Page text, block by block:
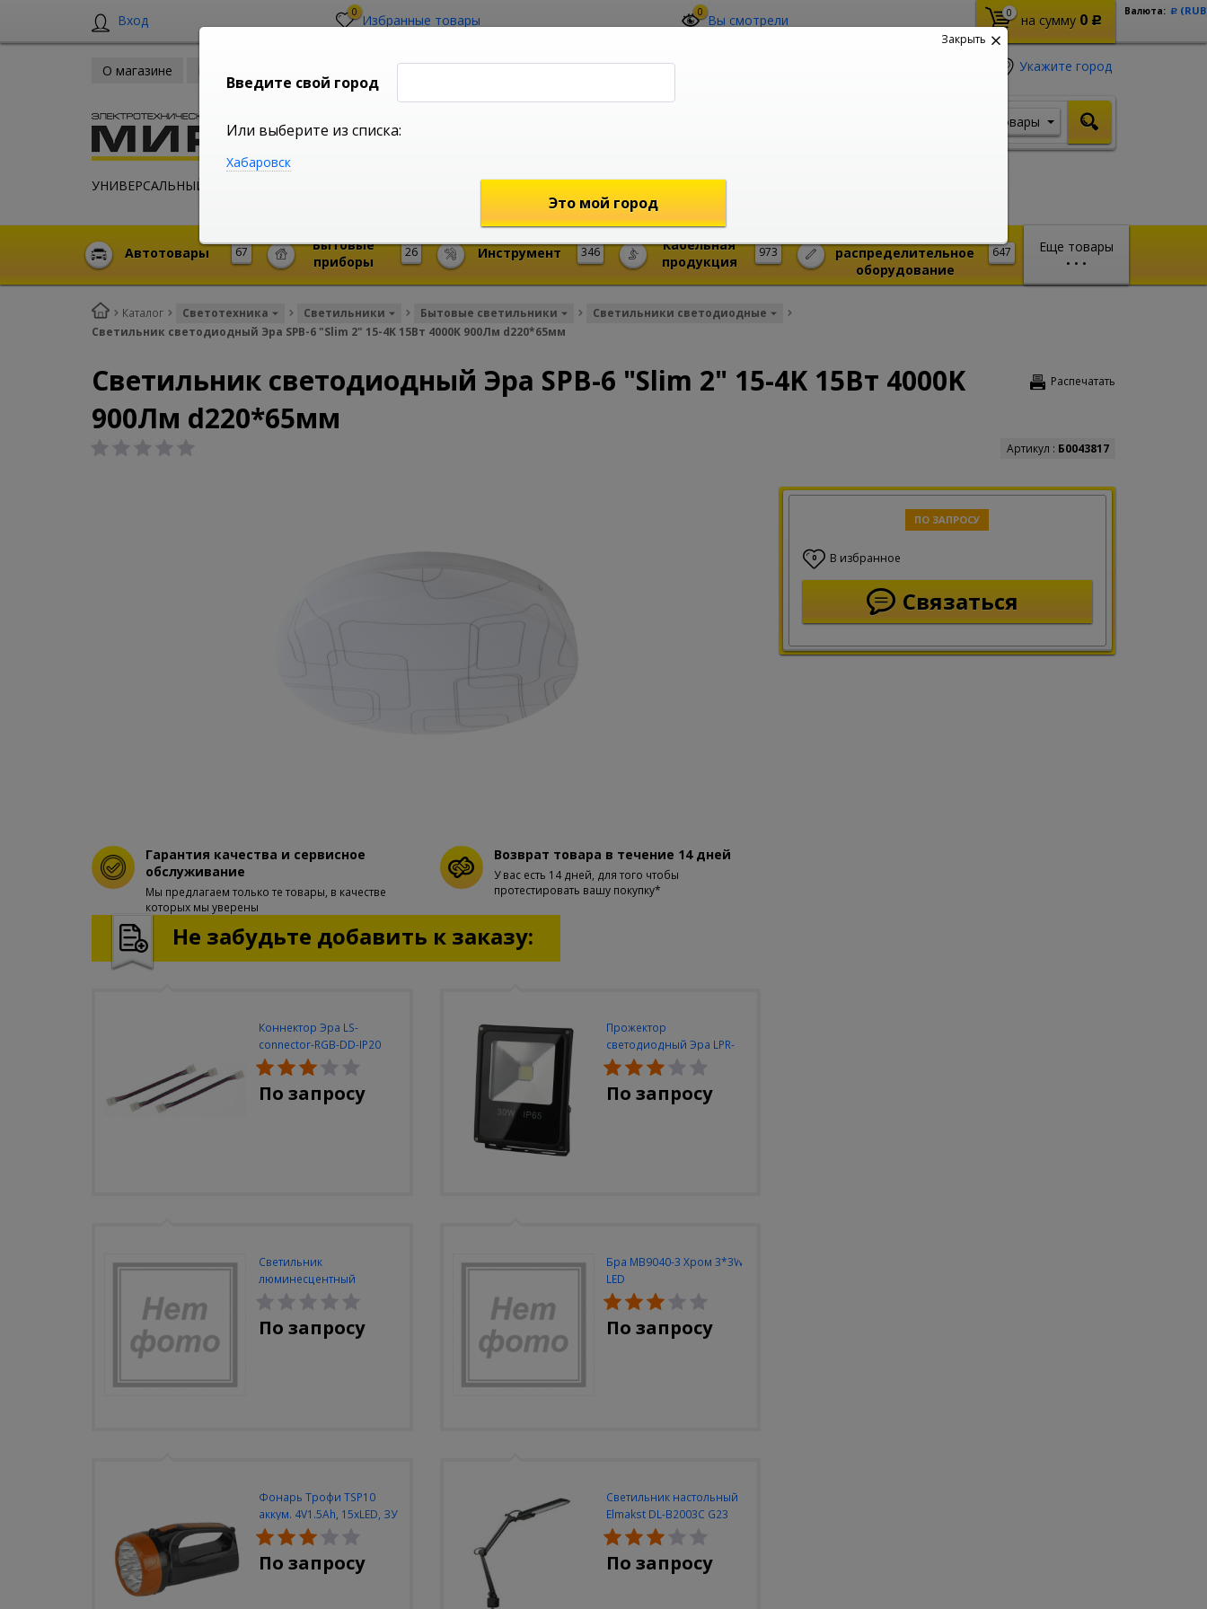
Вход 0 Избранные товары 0 Вы смотрели 0 на сумму 0 Р
Валюта: Р
О магазине
УНИВЕРСАЛЬНЫЙ ИНТЕРНЕТ МАГАЗИН
Укажите город
shop@mireks.ru
Товары
Еще товары
• • •
67
Автотовары 26
Бытовые
приборы
346
Инструмент 973
Кабельная
продукция
647
распределительное
оборудование
Каталог Светотехника Светильники Бытовые светильники
Светильники светодиодные
Светильник светодиодный Эра SPB-6 "Slim 2" 15-4K 15Вт 4000K 900Лм d220*65мм
Распечатать
Светильник светодиодный Эра SPB-6 "Slim 2" 15-4K 15Вт 4000K
900Лм d220*65мм
Артикул : Б0043817
ПО ЗАПРОСУ
0 В избранное
Связаться
Гарантия качества и сервисное
обслуживание
Мы предлагаем только те товары, в качестве
которых мы уверены
Возврат товара в течение 14 дней
У вас есть 14 дней, для того чтобы
протестировать вашу покупку*
Не забудьте добавить к заказу:
Коннектор Эра LS-
connector-RGB-DD-IP20
(3шт/уп)
По запросу
Прожектор
светодиодный Эра LPR-
30W-6500K-M
По запросу
Светильник
люминесцентный
Navigator NEL-A2-E130-T4-
840/WH
По запросу
Бра MB9040-3 Хром 3*3W
LED
По запросу
Фонарь Трофи TSP10
аккум. 4V1.5Ah, 15xLED, ЗУ
вилка 220V
По запросу
Светильник настольный
Elmakst DL-B2003C G23
черный струбцина
По запросу
Закрыть
Введите свой город
Или выберите из списка:
Хабаровск
Это мой город